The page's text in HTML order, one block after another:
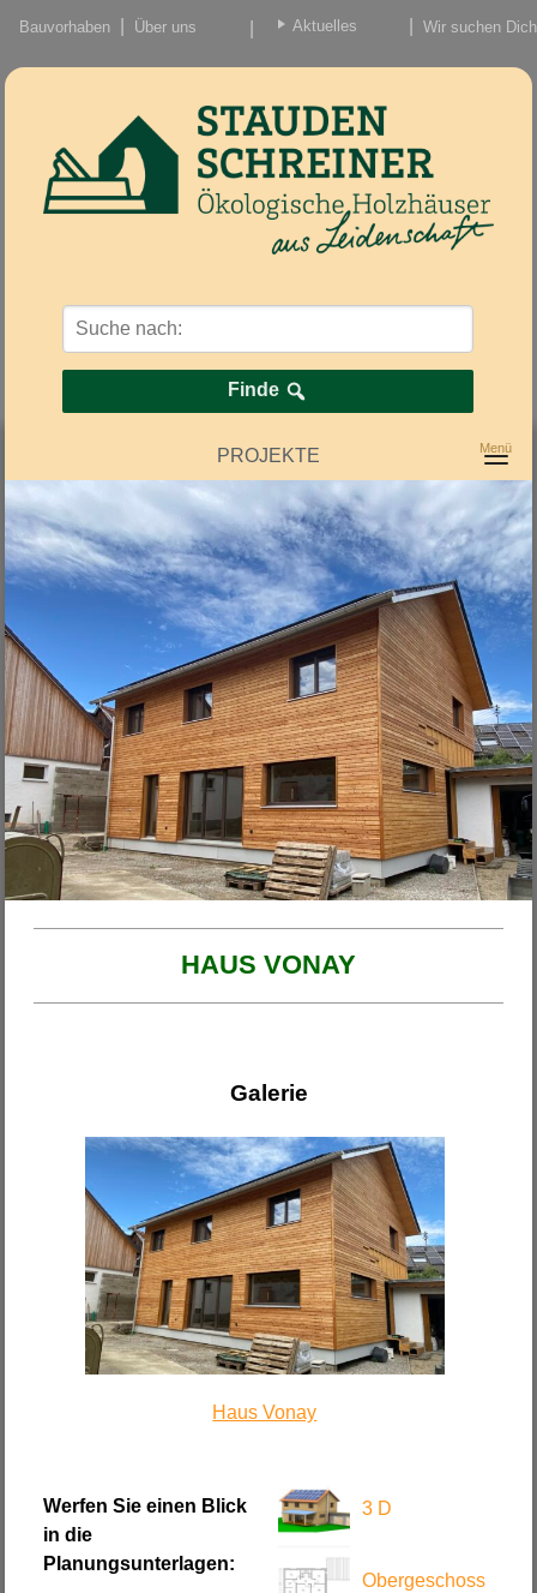
Bauvorhaben Über uns
Aktuelles
Nachrichten/Einzug
Wir suchen
Finde
PROJEKTE
Unsere Projekte
2026
Haus am Ende der Rosengasse
Anbau Michl
Anbau Handfest
Haus Wirth - Großkinsky
Haus Franzi
HAUS VONAY
Galerie
Haus Vonay
Werfen Sie einen Blick
in die
Planungsunterlagen:
3 D
Obergeschoss